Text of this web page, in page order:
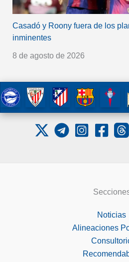
Casadó y Roony fuera de los
inminentes
8 de agosto de 2026
Noticias
Alineaciones